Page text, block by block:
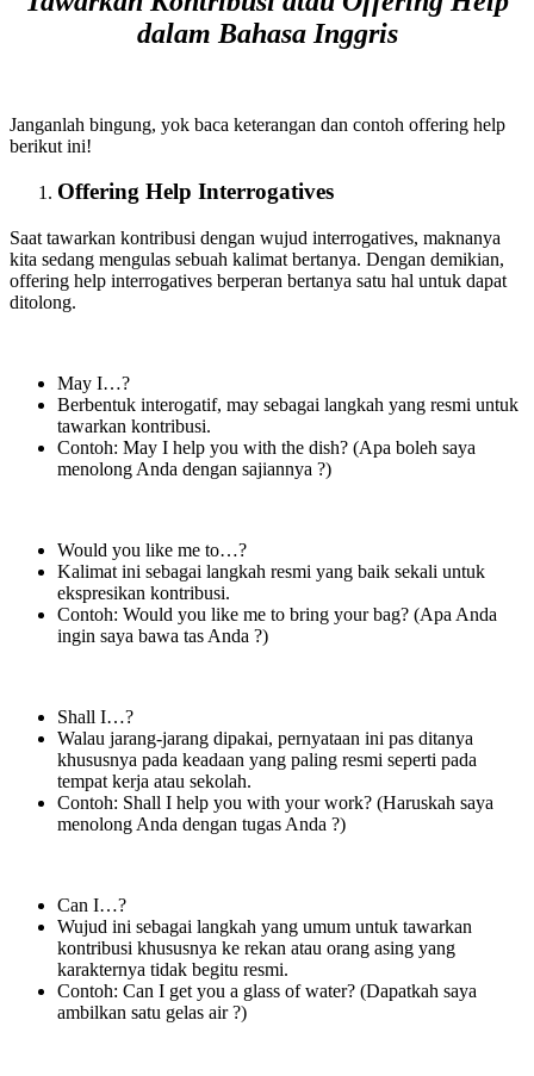
dalam Bahasa Inggris
Janganlah bingung, yok baca keterangan dan contoh offering help
berikut ini!
Offering Help Interrogatives
Saat tawarkan kontribusi dengan wujud interrogatives, maknanya
kita sedang mengulas sebuah kalimat bertanya. Dengan demikian,
offering help interrogatives berperan bertanya satu hal untuk dapat
ditolong.
May I…?
Berbentuk interogatif, may sebagai langkah yang resmi untuk
tawarkan kontribusi.
Contoh: May I help you with the dish? (Apa boleh saya
menolong Anda dengan sajiannya ?)
Would you like me to…?
Kalimat ini sebagai langkah resmi yang baik sekali untuk
ekspresikan kontribusi.
Contoh: Would you like me to bring your bag? (Apa Anda
ingin saya bawa tas Anda ?)
Shall I…?
Walau jarang-jarang dipakai, pernyataan ini pas ditanya
khususnya pada keadaan yang paling resmi seperti pada
tempat kerja atau sekolah.
Contoh: Shall I help you with your work? (Haruskah saya
menolong Anda dengan tugas Anda ?)
Can I…?
Wujud ini sebagai langkah yang umum untuk tawarkan
kontribusi khususnya ke rekan atau orang asing yang
karakternya tidak begitu resmi.
Contoh: Can I get you a glass of water? (Dapatkah saya
ambilkan satu gelas air ?)